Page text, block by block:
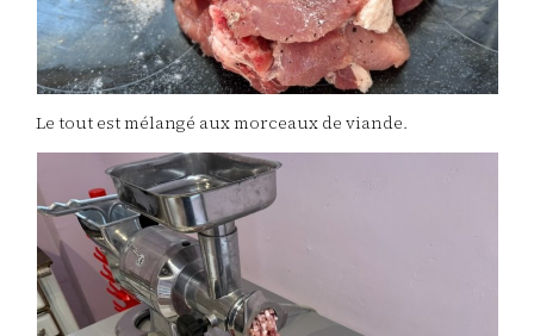
Le tout est mélangé aux morceaux de viande.